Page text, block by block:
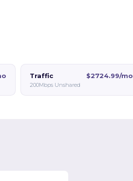
Traffic
200Mbps Unshared
$2724.99/mo